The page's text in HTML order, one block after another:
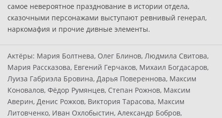
самое невероятное празднование в истории отдела,
сказочными персонажами выступают ревнивый генерал,
наркомафия и прочие дивные элементы.
Актёры: Мария Болтнева, Олег Блинов, Людмила Свитова,
Мария Рассказова, Евгений Герчаков, Михаил Богдасаров,
Луиза Габриэла Бровина, Дарья Повереннова, Максим
Коновалов, Фёдор Румянцев, Степан Рожнов, Максим
Аверин, Денис Рожков, Виктория Тарасова, Максим
Литовченко, Иван Охлобыстин, Александр Бобров,